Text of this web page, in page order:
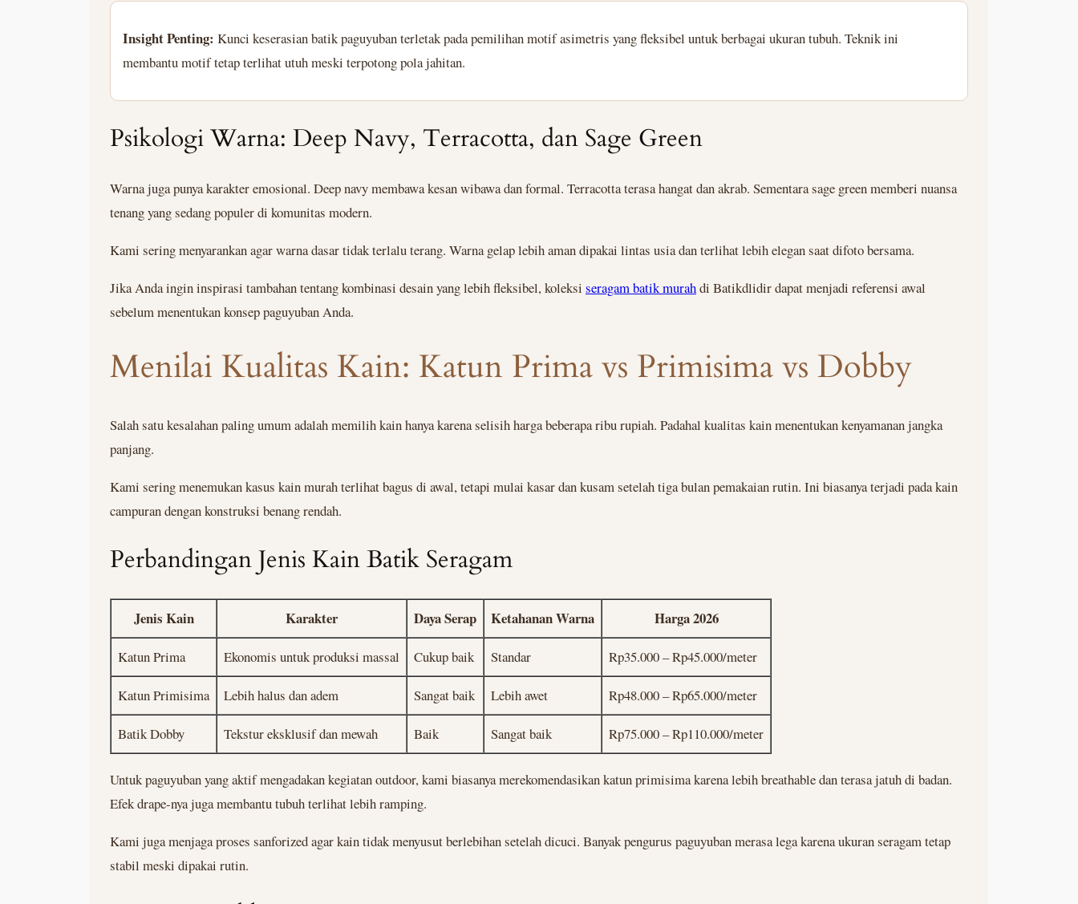
Insight Penting: Kunci keserasian batik paguyuban terletak pada pemilihan motif asimetris yang fleksibel untuk berbagai ukuran tubuh. Teknik ini
membantu motif tetap terlihat utuh meski terpotong pola jahitan.
Psikologi Warna: Deep Navy, Terracotta, dan Sage Green
Warna juga punya karakter emosional. Deep navy membawa kesan wibawa dan formal. Terracotta terasa hangat dan akrab. Sementara sage green memberi nuansa
tenang yang sedang populer di komunitas modern.
Kami sering menyarankan agar warna dasar tidak terlalu terang. Warna gelap lebih aman dipakai lintas usia dan terlihat lebih elegan saat difoto bersama.
Jika Anda ingin inspirasi tambahan tentang kombinasi desain yang lebih fleksibel, koleksi seragam batik murahdi Batikdlidir dapat menjadi referensi awal
sebelum menentukan konsep paguyuban Anda.
Menilai Kualitas Kain: Katun Prima vs Primisima vs Dobby
Salah satu kesalahan paling umum adalah memilih kain hanya karena selisih harga beberapa ribu rupiah. Padahal kualitas kain menentukan kenyamanan jangka
panjang.
Kami sering menemukan kasus kain murah terlihat bagus di awal, tetapi mulai kasar dan kusam setelah tiga bulan pemakaian rutin. Ini biasanya terjadi pada kain
campuran dengan konstruksi benang rendah.
Perbandingan Jenis Kain Batik Seragam
Jenis Kain Karakter Daya Serap Ketahanan Warna Harga 2026
Katun Prima Ekonomis untuk produksi massal Cukup baik Standar Rp35.000 – Rp45.000/meter
Katun Primisima Lebih halus dan adem Sangat baik Lebih awet Rp48.000 – Rp65.000/meter
Batik Dobby Tekstur eksklusif dan mewah Baik Sangat baik Rp75.000 – Rp110.000/meter
Untuk paguyuban yang aktif mengadakan kegiatan outdoor, kami biasanya merekomendasikan katun primisima karena lebih breathable dan terasa jatuh di badan.
Efek drape-nya juga membantu tubuh terlihat lebih ramping.
Kami juga menjaga proses sanforized agar kain tidak menyusut berlebihan setelah dicuci. Banyak pengurus paguyuban merasa lega karena ukuran seragam tetap
stabil meski dipakai rutin.